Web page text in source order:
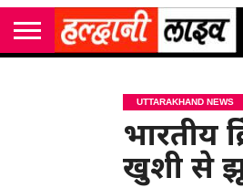
UTTARAKHAND NEWS
भारतीय
खुशी से